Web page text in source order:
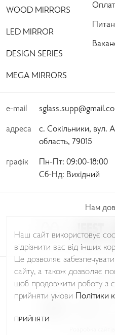
WOOD MIRRORS
LED MIRROR
DESIGN SERIES
MEGA MIRRORS
e-mail
адреса
с. Сокільники, вул.
область, 79015
графік Пн-Пт: 09:00-18:00
Сб-Нд: Вихідний
Нам
© Sudio
Політика
Наш сайт використовує
відрізнити вас від інших
Це дозволяє
сайту, а також дозволяє
щоб продовжити роботу з
прийняти умови Політики
ПРИЙНЯТИ